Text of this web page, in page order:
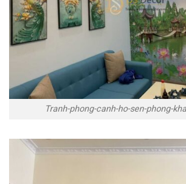
Tranh-phong-canh-ho-sen-phong-